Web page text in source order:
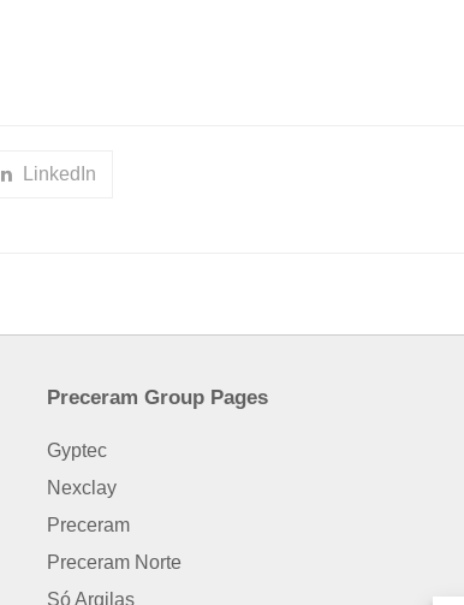
LinkedIn
Preceram Group Pages
Gyptec
Nexclay
Preceram
Preceram Norte
Só Argilas